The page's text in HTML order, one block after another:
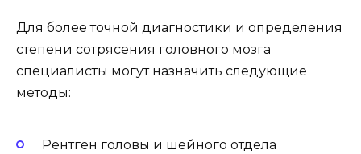
Для более точной диагностики и определения
степени сотрясения головного мозга
специалисты могут назначить следующие
методы:
Рентген головы и шейного отдела